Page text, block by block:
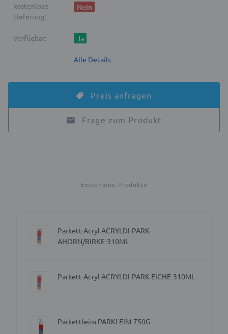
kostenlose
Lieferung:
Nein
Verfügbar: Ja
Alle Details
Preis anfragen
Frage zum Produkt
Empohlene Produkte
Parkett-Acryl ACRYLDI-PARK-
AHORN/BIRKE-310ML
Parkett-Acryl ACRYLDI-PARK-EICHE-310ML
Parkettleim PARKLEIM-750G